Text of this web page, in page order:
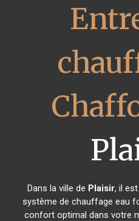
Dans la ville de Plaisir, il
système de chauffage eau
confort optimal dans votre